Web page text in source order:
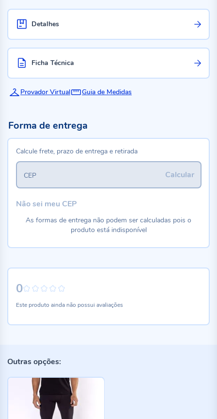
Detalhes
Ficha Técnica
Provador Virtual Guia de Medidas
0
Este produto ainda não possui avaliações
Forma de entrega
Calcule frete, prazo de entrega e retirada
Calcular
CEP
Não sei meu CEP
As formas de entrega não podem ser calculadas pois o
produto está indisponível
Outras opções: